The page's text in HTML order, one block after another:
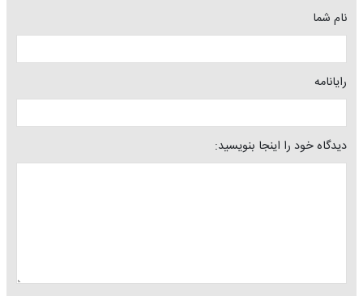
نام شما
رایانامه
دیدگاه خود را اینجا بنویسید: